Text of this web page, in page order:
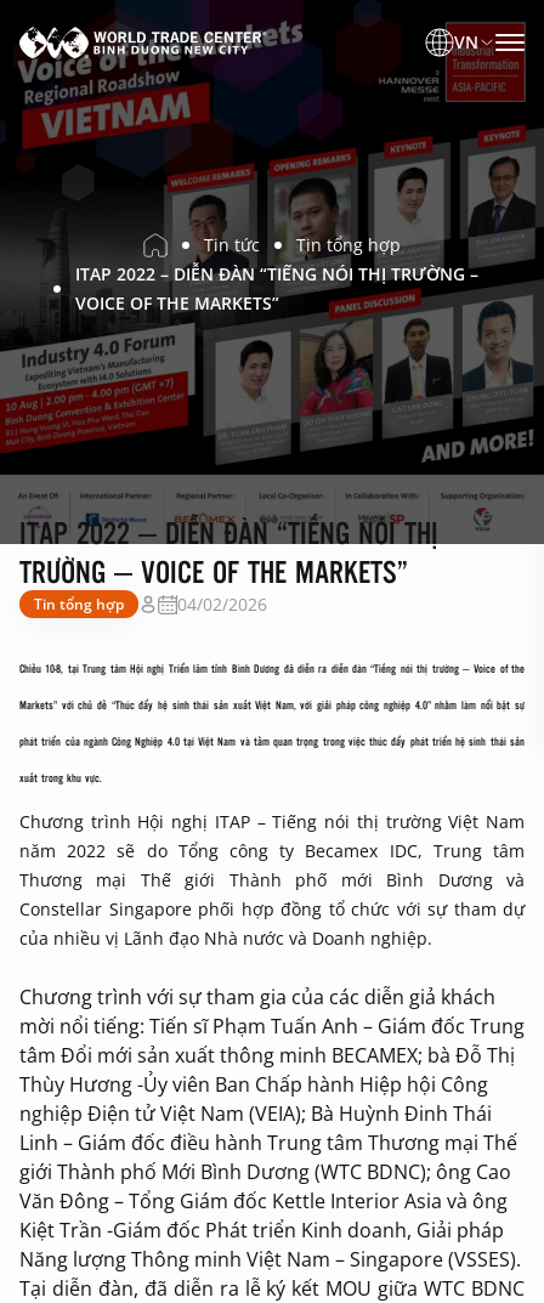
VN
Tin tức
Tin tổng hợp
ITAP 2022 – DIỄN ĐÀN “TIẾNG NÓI THỊ TRƯỜNG –
VOICE OF THE MARKETS”
ITAP 2022 – DIỄN ĐÀN “TIẾNG NÓI THỊ
TRƯỜNG – VOICE OF THE MARKETS”
Tin tổng hợp 04/02/2026
Chiều 10-8, tại Trung tâm Hội nghị Triển lãm tỉnh Bình Dương đã diễn ra diễn đàn “Tiếng nói thị trường – Voice of the
Markets” với chủ đề “Thúc đẩy hệ sinh thái sản xuất Việt Nam, với giải pháp công nghiệp 4.0” nhằm làm nổi bật sự
phát triển của ngành Công Nghiệp 4.0 tại Việt Nam và tầm quan trọng trong việc thúc đẩy phát triển hệ sinh thái sản
xuất trong khu vực.
Chương trình Hội nghị ITAP – Tiếng nói thị trường Việt Nam
năm 2022 sẽ do Tổng công ty Becamex IDC, Trung tâm
Thương mại Thế giới Thành phố mới Bình Dương và
Constellar Singapore phối hợp đồng tổ chức với sự tham dự
của nhiều vị Lãnh đạo Nhà nước và Doanh nghiệp.
Chương trình với sự tham gia của các diễn giả khách
mời nổi tiếng: Tiến sĩ Phạm Tuấn Anh – Giám đốc Trung
tâm Đổi mới sản xuất thông minh BECAMEX; bà Đỗ Thị
Thùy Hương -Ủy viên Ban Chấp hành Hiệp hội Công
nghiệp Điện tử Việt Nam (VEIA); Bà Huỳnh Đinh Thái
Linh – Giám đốc điều hành Trung tâm Thương mại Thế
giới Thành phố Mới Bình Dương (WTC BDNC); ông Cao
Văn Đông – Tổng Giám đốc Kettle Interior Asia và ông
Kiệt Trần -Giám đốc Phát triển Kinh doanh, Giải pháp
Năng lượng Thông minh Việt Nam – Singapore (VSSES).
Tại diễn đàn, đã diễn ra lễ ký kết MOU giữa WTC BDNC